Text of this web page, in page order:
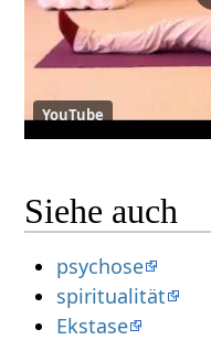
YouTube
Siehe auch
psychose
spiritualität
Ekstase